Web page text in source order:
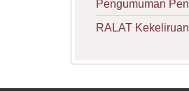
Pengumuman
RALAT